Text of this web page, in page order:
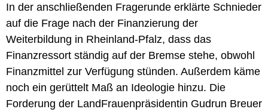
In der anschließenden Fragerunde erklärte Schnieder
auf die Frage nach der Finanzierung der
Weiterbildung in Rheinland-Pfalz, dass das
Finanzressort ständig auf der Bremse stehe, obwohl
Finanzmittel zur Verfügung stünden. Außerdem käme
noch ein gerüttelt Maß an Ideologie hinzu. Die
Forderung der LandFrauenpräsidentin Gudrun Breuer